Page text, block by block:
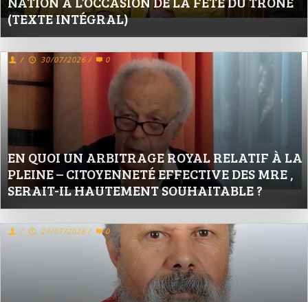
(TEXTE INTÉGRAL)
EN QUOI UN ARBITRAGE ROYAL RELATIF À LA
PLEINE – CITOYENNETÉ EFFECTIVE DES MRE ,
SERAIT-IL HAUTEMENT SOUHAITABLE ?
/ 30/07/2026 / 0
/ 29/07/2026 / 0